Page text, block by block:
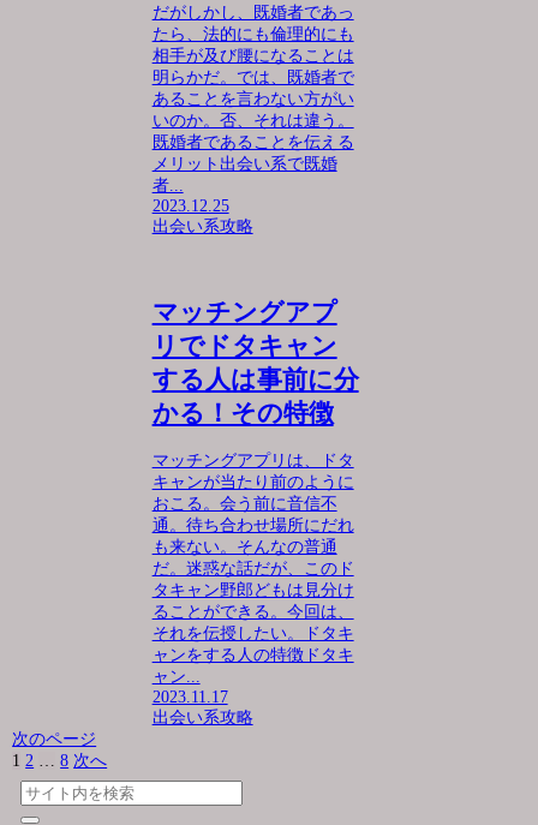
だがしかし、既婚者であっ
たら、法的にも倫理的にも
相手が及び腰になることは
明らかだ。では、既婚者で
あることを言わない方がい
いのか。否、それは違う。
既婚者であることを伝える
メリット出会い系で既婚
者...
2023.12.25
出会い系攻略
マッチングアプ
リでドタキャン
する人は事前に分
かる！その特徴
マッチングアプリは、ドタ
キャンが当たり前のように
おこる。会う前に音信不
通。待ち合わせ場所にだれ
も来ない。そんなの普通
だ。迷惑な話だが、このド
タキャン野郎どもは見分け
ることができる。今回は、
それを伝授したい。ドタキ
ャンをする人の特徴ドタキ
ャン...
2023.11.17
出会い系攻略
次のページ
1 2 … 8 次へ